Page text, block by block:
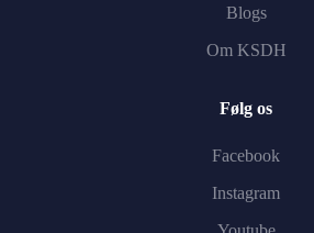
Blogs
Om KSDH
Følg os
Facebook
Instagram